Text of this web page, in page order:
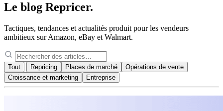
Le blog Repricer.
Tactiques, tendances et actualités produit pour les vendeurs
ambitieux sur Amazon, eBay et Walmart.
Tout Repricing Places de marché
Opérations de vente
Croissance et marketing
Entreprise